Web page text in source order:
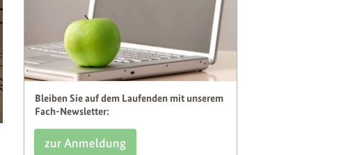
Bleiben Sie auf dem Laufenden mit unserem
Fach-Newsletter:
zur Anmeldung